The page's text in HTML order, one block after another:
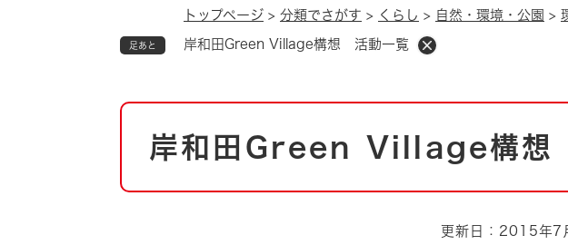
ごみ・衛生・動物 救急・消防
トップページ > 分類でさがす > くらし > 自然・環境・公園 >
足あと 岸和田Green Village構想 活動一覧
本
岸和田Green Village構想
更新日：2015年7